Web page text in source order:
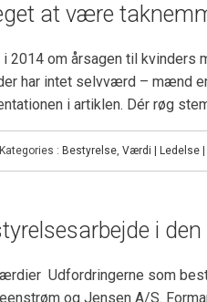
at være
2014 om årsagen til
har intet selvværd – mænd
i artiklen. Dér røg
: Bestyrelse, Værdi | Ledelse |
i
Udfordringerne som
og Jensen A/S.